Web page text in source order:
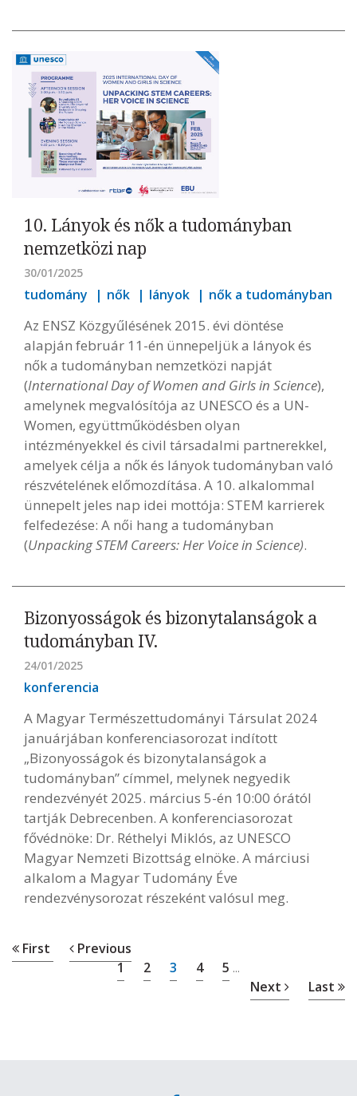
10. Lányok és nők a tudományban
nemzetközi nap
30/01/2025
tudomány nők lányok nők a tudományban
Az ENSZ Közgyűlésének 2015. évi döntése
alapján február 11-én ünnepeljük a lányok és
nők a tudományban nemzetközi napját
(International Day of Women and Girls in Science),
amelynek megvalósítója az UNESCO és a UN-
Women, együttműködésben olyan
intézményekkel és civil társadalmi partnerekkel,
amelyek célja a nők és lányok tudományban való
részvételének előmozdítása. A 10. alkalommal
ünnepelt jeles nap idei mottója: STEM karrierek
felfedezése: A női hang a tudományban
(Unpacking STEM Careers: Her Voice in Science).
Bizonyosságok és bizonytalanságok a
tudományban IV.
24/01/2025
konferencia
A Magyar Természettudományi Társulat 2024
januárjában konferenciasorozat indított
„Bizonyosságok és bizonytalanságok a
tudományban” címmel, melynek negyedik
rendezvényét 2025. március 5-én 10:00 órától
tartják Debrecenben. A konferenciasorozat
fővédnöke: Dr. Réthelyi Miklós, az UNESCO
Magyar Nemzeti Bizottság elnöke. A márciusi
alkalom a Magyar Tudomány Éve
rendezvénysorozat részeként valósul meg.
First
Previous
1
2 3 4 5 ...
Next Last